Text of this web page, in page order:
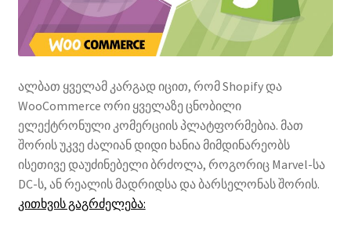
ალბათ ყველამ კარგად იცით, რომ Shopify და
WooCommerce ორი ყველაზე ცნობილი
ელექტრონული კომერციის პლატფორმებია. მათ
შორის უკვე ძალიან დიდი ხანია მიმდინარეობს
ისეთივე დაუძინებელი ბრძოლა, როგორიც Marvel-სა
DC-ს, ან რეალის მადრიდსა და ბარსელონას შორის.
კითხვის გაგრძელება:5